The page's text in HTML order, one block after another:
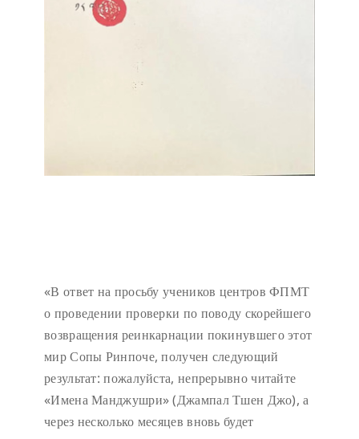
«В ответ на просьбу учеников центров ФПМТ
о проведении проверки по поводу скорейшего
возвращения реинкарнации покинувшего этот
мир Сопы Ринпоче, получен следующий
результат: пожалуйста, непрерывно читайте
«Имена Манджушри» (Джампал Тшен Джо), а
через несколько месяцев вновь будет